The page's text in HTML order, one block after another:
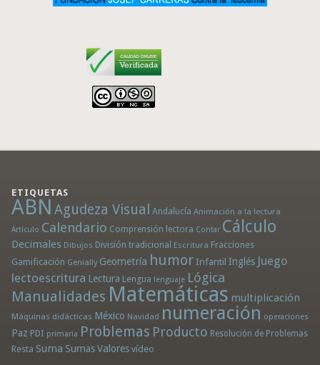
ETIQUETAS
ABN Agudeza Visual Andalucía Animación a la lectura
Artículo Calendario Comprensión lectora Contar Cálculo
Decimales Dibujos División tradicional Escritura Fracciones
Gamificación Genially Geometría humor Infantil Inglés Juego
lectoescritura Lectura Lengua lenguaje Lógica
Manualidades Matemáticas multiplicación
Máquinas didácticas México Navidad numeración operaciones
Paz PDI primaria Problemas Producto Resolución de Problemas
Resta Suma Sumas Valores vídeo